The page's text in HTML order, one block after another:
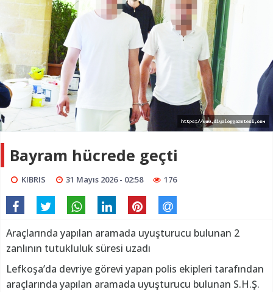
Bayram hücrede geçti
KIBRIS 31 Mayıs 2026 - 02:58 176
Araçlarında yapılan aramada uyuşturucu bulunan 2
zanlının tutukluluk süresi uzadı
Lefkoşa’da devriye görevi yapan polis ekipleri tarafından
araçlarında yapılan aramada uyuşturucu bulunan S.H.Ş.